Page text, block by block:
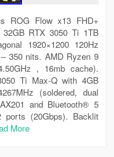
ROG Flow x13 FHD+
RTX 3050 Ti 1TB
1920×1200 120Hz
350 nits. AMD Ryzen 9
, 16mb cache).
Ti Max-Q with 4GB
(soldered, dual
and Bluetooth® 5
(20Gbps). Backlit
More